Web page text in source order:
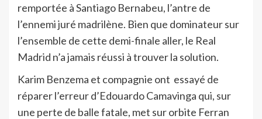
remportée à Santiago Bernabeu, l’antre de
l’ennemi juré madrilène. Bien que dominateur sur
l’ensemble de cette demi-finale aller, le Real
Madrid n’a jamais réussi à trouver la solution.
Karim Benzema et compagnie ont essayé de
réparer l’erreur d’Edouardo Camavinga qui, sur
une perte de balle fatale, met sur orbite Ferran